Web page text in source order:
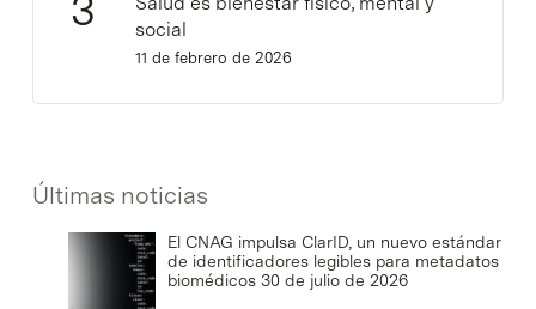
social
11 de febrero de 2026
Últimas noticias
El CNAG impulsa ClarID, un nuevo estándar
de identificadores legibles para metadatos
biomédicos 30 de julio de 2026